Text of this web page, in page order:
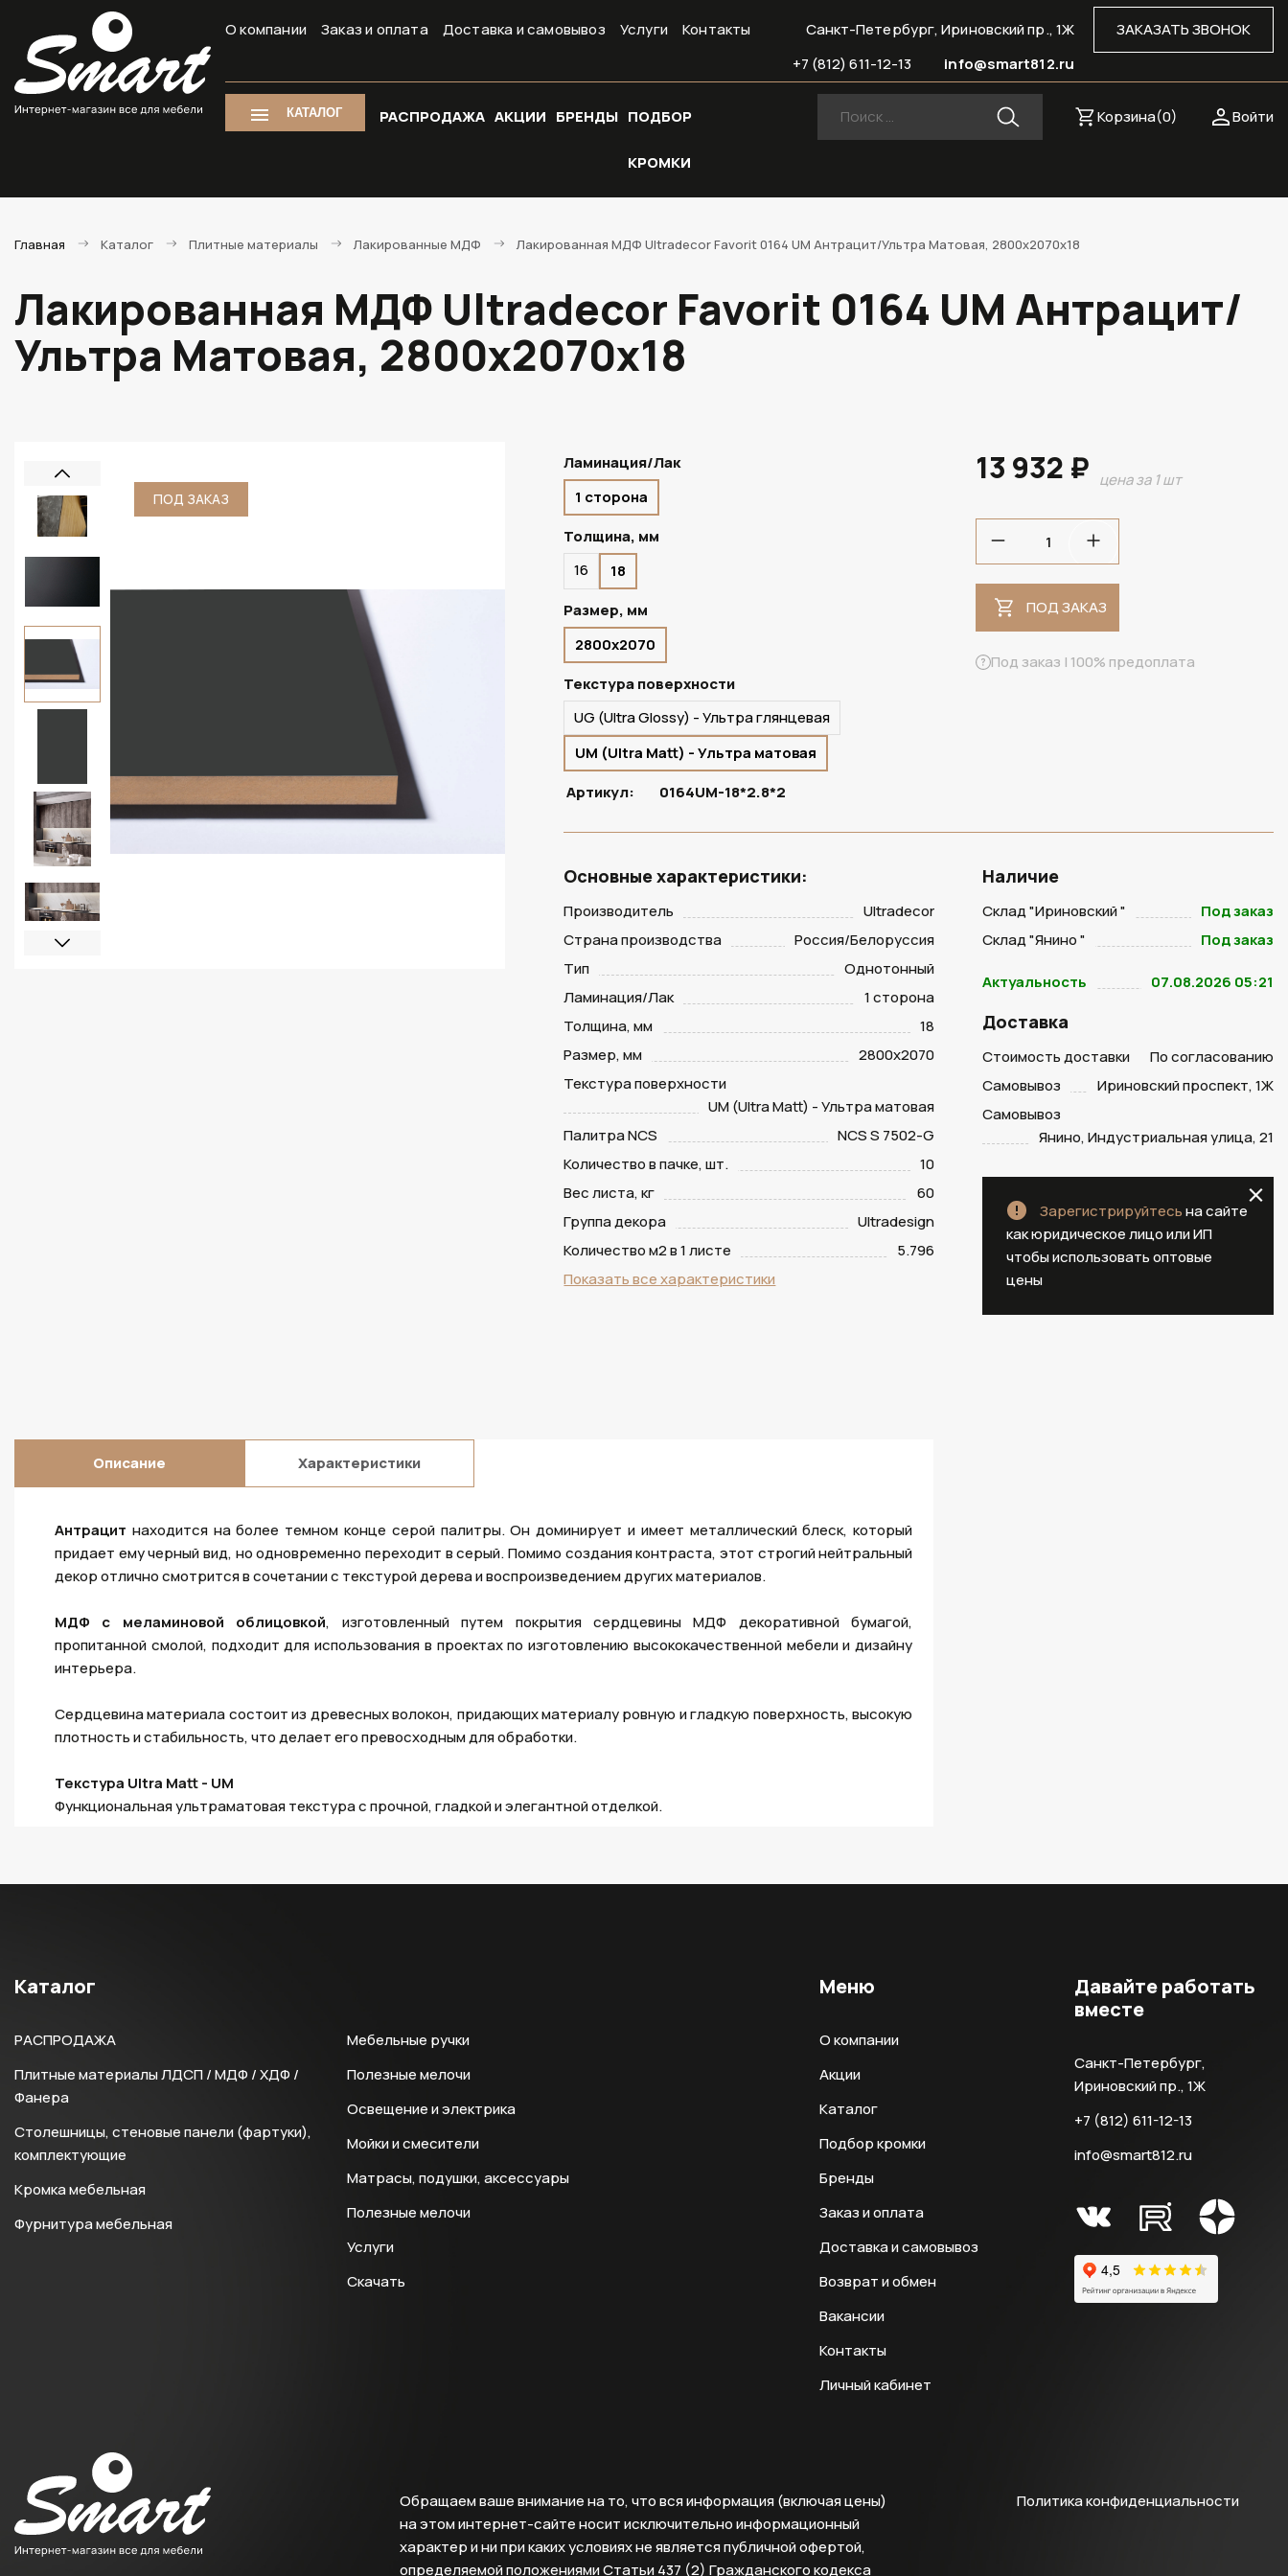
О компании Заказ и оплата Доставка и самовывоз Услуги Контакты ЗАКАЗАТЬ ЗВОНОК
Санкт-Петербург, Ириновский пр., 1Ж
info@smart812.ru
+7 (812) 611-12-13
КАТАЛОГ РАСПРОДАЖА АКЦИИ БРЕНДЫ ПОДБОР
КРОМКИ
Войти
Корзина(0)
Главная Каталог Плитные материалы Лакированные МДФ Лакированная МДФ Ultradecor Favorit 0164 UM Антрацит/Ультра Матовая, 2800х2070х18
Лакированная МДФ Ultradecor Favorit 0164 UM Антрацит/
Ультра Матовая, 2800х2070х18
ПОД ЗАКАЗ ПОД ЗАКАЗ
Ламинация/Лак
1 сторона
Толщина, мм
16
18
Размер, мм
2800х2070
Текстура поверхности
UG (Ultra Glossy) - Ультра глянцевая
UM (Ultra Matt) - Ультра матовая
Артикул:
0164UM-18*2.8*2
13 932 ₽ цена за 1 шт
ПОД ЗАКАЗ
Под заказ | 100% предоплата
Основные характеристики:
Производитель
Ultradecor
Страна производства
Россия/Белоруссия
Тип
Однотонный
Ламинация/Лак
1 сторона
Толщина, мм
18
Размер, мм
2800х2070
Текстура поверхности
UM (Ultra Matt) - Ультра матовая
Палитра NCS
NCS S 7502-G
Количество в пачке, шт.
10
Вес листа, кг
60
Группа декора
Ultradesign
Количество м2 в 1 листе
5.796
Показать все характеристики
Наличие
Склад "Ириновский "
Под заказ
Склад "Янино "
Под заказ
Актуальность 07.08.2026 05:21
Доставка
Стоимость доставки
По согласованию
Самовывоз
Ириновский проспект, 1Ж
Самовывоз
Янино, Индустриальная улица, 21
Зарегистрируйтесьна сайте
как юридическое лицо или ИП
чтобы использовать оптовые
цены
Описание Характеристики
Антрацит находится на более темном конце серой палитры. Он доминирует и имеет металлический блеск, который
придает ему черный вид, но одновременно переходит в серый. Помимо создания контраста, этот строгий нейтральный
декор отлично смотрится в сочетании с текстурой дерева и воспроизведением других материалов.
МДФ с меламиновой облицовкой, изготовленный путем покрытия сердцевины МДФ декоративной бумагой,
пропитанной смолой, подходит для использования в проектах по изготовлению высококачественной мебели и дизайну
интерьера.
Сердцевина материала состоит из древесных волокон, придающих материалу ровную и гладкую поверхность, высокую
плотность и стабильность, что делает его превосходным для обработки.
Текстура Ultra Matt - UM
Функциональная ультраматовая текстура с прочной, гладкой и элегантной отделкой.
Каталог
РАСПРОДАЖА
Плитные материалы ЛДСП / МДФ / ХДФ /
Фанера
Столешницы, стеновые панели (фартуки),
комплектующие
Кромка мебельная
Фурнитура мебельная
Мебельные ручки
Полезные мелочи
Освещение и электрика
Мойки и смесители
Матрасы, подушки, аксессуары
Полезные мелочи
Услуги
Скачать
Меню
О компании
Акции
Каталог
Подбор кромки
Бренды
Заказ и оплата
Доставка и самовывоз
Возврат и обмен
Вакансии
Контакты
Личный кабинет
Давайте работать
вместе
Санкт-Петербург,
Ириновский пр., 1Ж
+7 (812) 611-12-13
info@smart812.ru
Политика конфиденциальности
Обращаем ваше внимание на то, что вся информация (включая цены)
на этом интернет-сайте носит исключительно информационный
характер и ни при каких условиях не является публичной офертой,
определяемой положениями Статьи 437 (2) Гражданского кодекса